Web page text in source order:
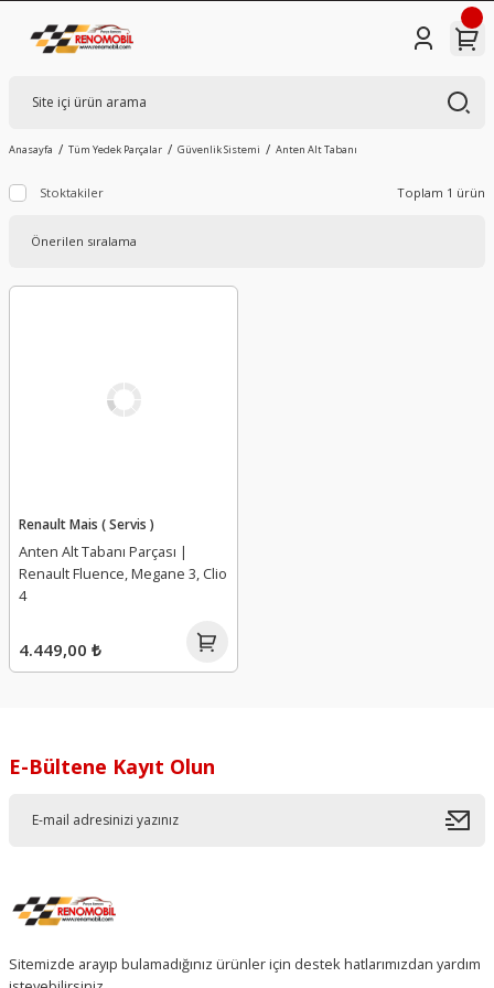
Anasayfa Tüm Yedek Parçalar Güvenlik Sistemi Anten Alt Tabanı
Stoktakiler Toplam 1 ürün
Renault Mais ( Servis )
Anten Alt Tabanı Parçası |
Renault Fluence, Megane 3, Clio
4
4.449,00 ₺
E-Bültene Kayıt Olun
Sitemizde arayıp bulamadığınız ürünler için destek hatlarımızdan yardım